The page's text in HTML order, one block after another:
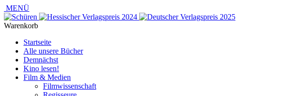
MENÜ
Warenkorb
Startseite
Alle unsere Bücher
Demnächst
Kino lesen!
Film & Medien
Filmwissenschaft